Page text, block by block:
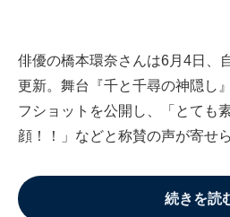
俳優の橋本環奈さんは6月4日、
更新。舞台『千と千尋の神隠し
フショットを公開し、「とても
顔！！」などと称賛の声が寄せ
続きを読